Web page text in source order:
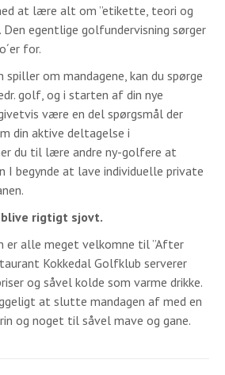
at lære alt om ”etikette, teori og
Den egentlige golfundervisning sørger
for.
spiller om mandagene, kan du spørge
golf, og i starten af din nye
være en del spørgsmål der
din aktive deltagelse i
du til lære andre ny-golfere at
I begynde at lave individuelle private
P3 banen.
rigtigt sjovt.
er alle meget velkomne til ”After
Kokkedal Golfklub serverer
og såvel kolde som varme drikke.
at slutte mandagen af med en
og noget til såvel mave og gane.